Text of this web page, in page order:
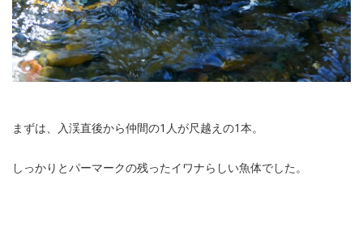
まずは、入渓直後から仲間の1人が尺越えの1本。
しっかりとパーマークの残ったイワナらしい魚体でした。